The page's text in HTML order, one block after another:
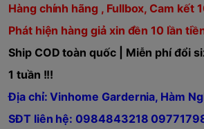
Hàng chính hãng , Fullbox, Cam kết
Phát hiện hàng giả xin đền 10 lần
Ship COD toàn quốc | Miễn phí đổi
1 tuần !!!
Địa chỉ: Vinhome Gardernia, Hàm
SĐT liên hệ: 0984843218